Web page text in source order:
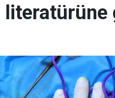
literatürüne